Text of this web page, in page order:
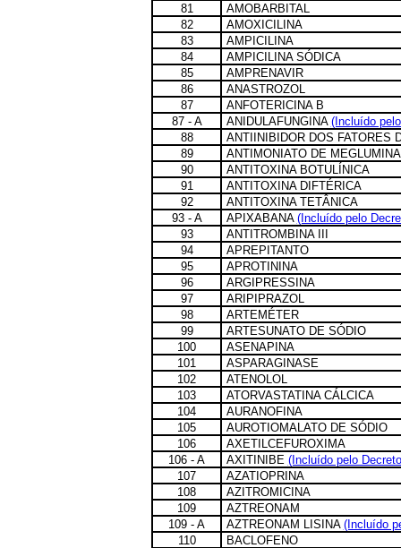
81
AMOBARBITAL
82
AMOXICILINA
83
AMPICILINA
84
AMPICILINA SÓDICA
85
AMPRENAVIR
86
ANASTROZOL
87
ANFOTERICINA B
87 - A
ANIDULAFUNGINA (Incluído
88
ANTIINIBIDOR DOS FATORES
89
ANTIMONIATO DE MEGLUMINA
90
ANTITOXINA BOTULÍNICA
91
ANTITOXINA DIFTÉRICA
92
ANTITOXINA TETÂNICA
93 - A
APIXABANA (Incluído pelo
93
ANTITROMBINA III
94
APREPITANTO
95
APROTININA
96
ARGIPRESSINA
97
ARIPIPRAZOL
98
ARTEMÉTER
99
ARTESUNATO DE SÓDIO
100
ASENAPINA
101
ASPARAGINASE
102
ATENOLOL
103
ATORVASTATINA CÁLCICA
104
AURANOFINA
105
AUROTIOMALATO DE SÓDIO
106
AXETILCEFUROXIMA
106 - A
AXITINIBE (Incluído pelo
107
AZATIOPRINA
108
AZITROMICINA
109
AZTREONAM
109 - A
AZTREONAM LISINA (Incluído
110
BACLOFENO